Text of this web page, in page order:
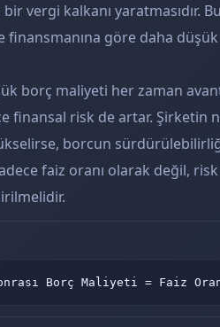
bir vergi kalkanı yaratmasıdır.
finansmanına göre daha
borç maliyeti her zaman
finansal risk de artar. Şirketin
borcun
faiz oranı olarak değil,
Borç Maliyeti = Faiz